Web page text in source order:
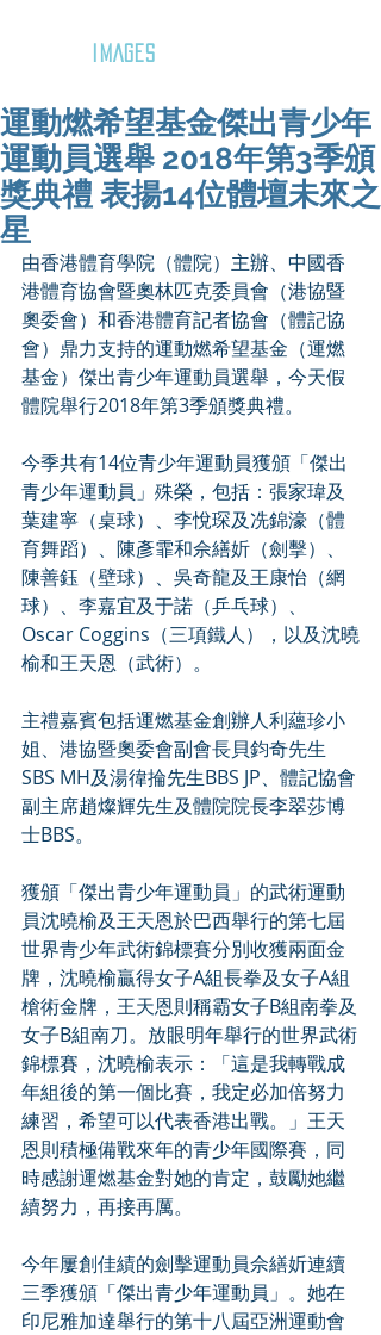
IMAGES
運動燃希望基金傑出青少年
運動員選舉 2018年第3季頒
獎典禮 表揚14位體壇未來之
星
由香港體育學院（體院）主辦、中國香
港體育協會暨奧林匹克委員會（港協暨
奧委會）和香港體育記者協會（體記協
會）鼎力支持的運動燃希望基金（運燃
基金）傑出青少年運動員選舉，今天假
體院舉行2018年第3季頒獎典禮。
今季共有14位青少年運動員獲頒「傑出
青少年運動員」殊榮，包括：張家瑋及
葉建寧（桌球）、李悅琛及冼錦濠（體
育舞蹈）、陳彥霏和佘繕妡（劍擊）、
陳善鈺（壁球）、吳奇龍及王康怡（網
球）、李嘉宜及于諾（乒乓球）、
Oscar Coggins（三項鐵人），以及沈曉
榆和王天恩（武術）。
主禮嘉賓包括運燃基金創辦人利蘊珍小
姐、港協暨奧委會副會長貝鈞奇先生
SBS MH及湯徫掄先生BBS JP、體記協會
副主席趙燦輝先生及體院院長李翠莎博
士BBS。
獲頒「傑出青少年運動員」的武術運動
員沈曉榆及王天恩於巴西舉行的第七屆
世界青少年武術錦標賽分別收獲兩面金
牌，沈曉榆贏得女子A組長拳及女子A組
槍術金牌，王天恩則稱霸女子B組南拳及
女子B組南刀。放眼明年舉行的世界武術
錦標賽，沈曉榆表示：「這是我轉戰成
年組後的第一個比賽，我定必加倍努力
練習，希望可以代表香港出戰。」王天
恩則積極備戰來年的青少年國際賽，同
時感謝運燃基金對她的肯定，鼓勵她繼
續努力，再接再厲。
今年屢創佳績的劍擊運動員佘繕妡連續
三季獲頒「傑出青少年運動員」。她在
印尼雅加達舉行的第十八屆亞洲運動會